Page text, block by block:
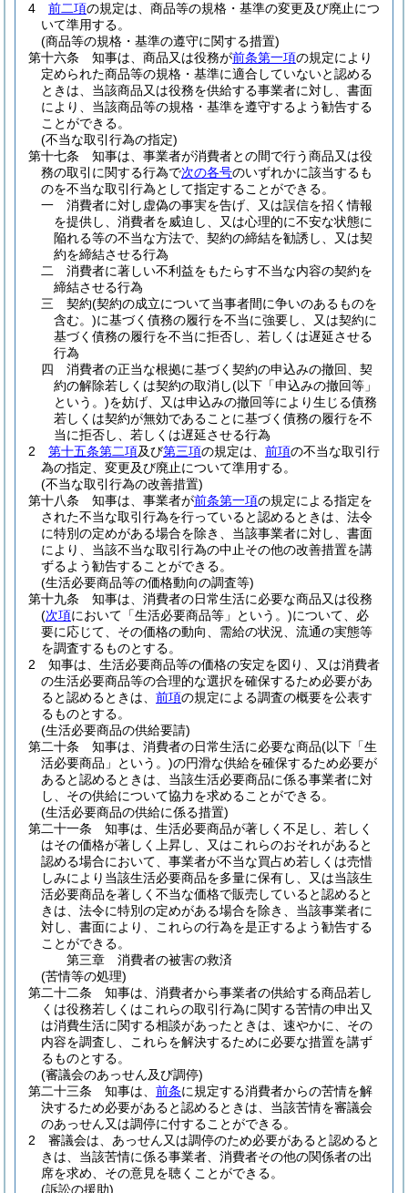
4
前二項の規定は、商品等の規格・基準の変更及び廃止につ
いて準用する。
(商品等の規格・基準の遵守に関する措置)
第十六条
知事は、商品又は役務が前条第一項の規定により
定められた商品等の規格・基準に適合していないと認める
ときは、当該商品又は役務を供給する事業者に対し、書面
により、当該商品等の規格・基準を遵守するよう勧告する
ことができる。
(不当な取引行為の指定)
第十七条
知事は、事業者が消費者との間で行う商品又は役
務の取引に関する行為で次の各号のいずれかに該当するも
のを不当な取引行為として指定することができる。
一
消費者に対し虚偽の事実を告げ、又は誤信を招く情報
を提供し、消費者を威迫し、又は心理的に不安な状態に
陥れる等の不当な方法で、契約の締結を勧誘し、又は契
約を締結させる行為
二
消費者に著しい不利益をもたらす不当な内容の契約を
締結させる行為
三
契約(契約の成立について当事者間に争いのあるものを
含む。)に基づく債務の履行を不当に強要し、又は契約に
基づく債務の履行を不当に拒否し、若しくは遅延させる
行為
四
消費者の正当な根拠に基づく契約の申込みの撤回、契
約の解除若しくは契約の取消し(以下「申込みの撤回等」
という。)を妨げ、又は申込みの撤回等により生じる債務
若しくは契約が無効であることに基づく債務の履行を不
当に拒否し、若しくは遅延させる行為
2
第十五条第二項及び第三項の規定は、 前項の不当な取引行
為の指定、変更及び廃止について準用する。
(不当な取引行為の改善措置)
第十八条
知事は、事業者が前条第一項の規定による指定を
された不当な取引行為を行っていると認めるときは、法令
に特別の定めがある場合を除き、当該事業者に対し、書面
により、当該不当な取引行為の中止その他の改善措置を講
ずるよう勧告することができる。
(生活必要商品等の価格動向の調査等)
第十九条
知事は、消費者の日常生活に必要な商品又は役務
(次項において「生活必要商品等」という。)について、必
要に応じて、その価格の動向、需給の状況、流通の実態等
を調査するものとする。
2
知事は、生活必要商品等の価格の安定を図り、又は消費者
の生活必要商品等の合理的な選択を確保するため必要があ
ると認めるときは、 前項の規定による調査の概要を公表す
るものとする。
(生活必要商品の供給要請)
第二十条
知事は、消費者の日常生活に必要な商品(以下「生
活必要商品」という。)の円滑な供給を確保するため必要が
あると認めるときは、当該生活必要商品に係る事業者に対
し、その供給について協力を求めることができる。
(生活必要商品の供給に係る措置)
第二十一条
知事は、生活必要商品が著しく不足し、若しく
はその価格が著しく上昇し、又はこれらのおそれがあると
認める場合において、事業者が不当な買占め若しくは売惜
しみにより当該生活必要商品を多量に保有し、又は当該生
活必要商品を著しく不当な価格で販売していると認めると
きは、法令に特別の定めがある場合を除き、当該事業者に
対し、書面により、これらの行為を是正するよう勧告する
ことができる。
第三章
消費者の被害の救済
(苦情等の処理)
第二十二条
知事は、消費者から事業者の供給する商品若し
くは役務若しくはこれらの取引行為に関する苦情の申出又
は消費生活に関する相談があったときは、速やかに、その
内容を調査し、これらを解決するために必要な措置を講ず
るものとする。
(審議会のあっせん及び調停)
第二十三条
知事は、 前条に規定する消費者からの苦情を解
決するため必要があると認めるときは、当該苦情を審議会
のあっせん又は調停に付することができる。
2
審議会は、あっせん又は調停のため必要があると認めると
きは、当該苦情に係る事業者、消費者その他の関係者の出
席を求め、その意見を聴くことができる。
(訴訟の援助)